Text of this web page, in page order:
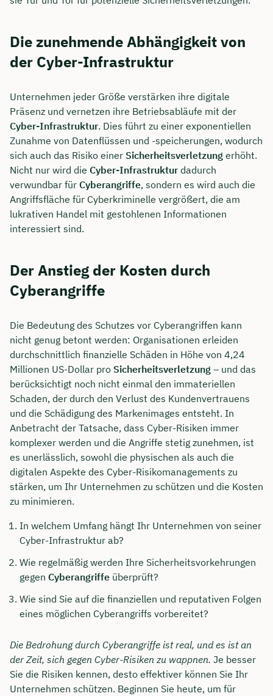
Die zunehmende Abhängigkeit von
der Cyber-Infrastruktur
Unternehmen jeder Größe verstärken ihre digitale
Präsenz und vernetzen ihre Betriebsabläufe mit der
Cyber-Infrastruktur. Dies führt zu einer exponentiellen
Zunahme von Datenflüssen und -speicherungen, wodurch
sich auch das Risiko einer Sicherheitsverletzung erhöht.
Nicht nur wird die Cyber-Infrastruktur dadurch
verwundbar für Cyberangriffe, sondern es wird auch die
Angriffsfläche für Cyberkriminelle vergrößert, die am
lukrativen Handel mit gestohlenen Informationen
interessiert sind.
Der Anstieg der Kosten durch
Cyberangriffe
Die Bedeutung des Schutzes vor Cyberangriffen kann
nicht genug betont werden: Organisationen erleiden
durchschnittlich finanzielle Schäden in Höhe von 4,24
Millionen US-Dollar pro Sicherheitsverletzung – und das
berücksichtigt noch nicht einmal den immateriellen
Schaden, der durch den Verlust des Kundenvertrauens
und die Schädigung des Markenimages entsteht. In
Anbetracht der Tatsache, dass Cyber-Risiken immer
komplexer werden und die Angriffe stetig zunehmen, ist
es unerlässlich, sowohl die physischen als auch die
digitalen Aspekte des Cyber-Risikomanagements zu
stärken, um Ihr Unternehmen zu schützen und die Kosten
zu minimieren.
In welchem Umfang hängt Ihr Unternehmen von seiner
Cyber-Infrastruktur ab?
Wie regelmäßig werden Ihre Sicherheitsvorkehrungen
gegen Cyberangriffe überprüft?
Wie sind Sie auf die finanziellen und reputativen Folgen
eines möglichen Cyberangriffs vorbereitet?
Die Bedrohung durch Cyberangriffe ist real, und es ist an
der Zeit, sich gegen Cyber-Risiken zu wappnen. Je besser
Sie die Risiken kennen, desto effektiver können Sie Ihr
Unternehmen schützen. Beginnen Sie heute, um für